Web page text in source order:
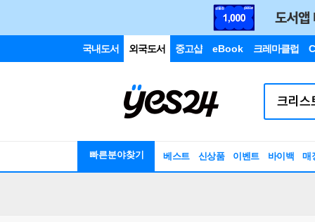
국내도서 외국도서 중고샵 eBook 크레마클럽
빠른분야찾기 베스트 신상품 이벤트 바이백 매